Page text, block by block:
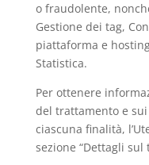
o fraudolente,
Gestione dei tag,
piattaforma e
Statistica.
Per ottenere
del trattamento e
ciascuna finalità,
sezione “Dettagli